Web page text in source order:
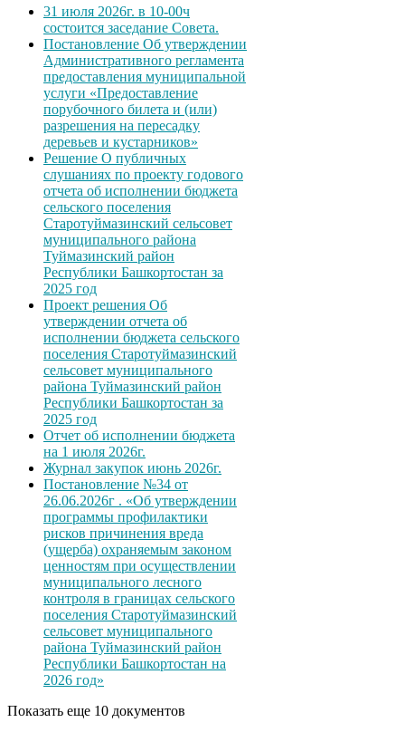
31 июля 2026г. в 10-00ч
состоится заседание Совета.
Постановление Об утверждении
Административного регламента
предоставления муниципальной
услуги «Предоставление
порубочного билета и (или)
разрешения на пересадку
деревьев и кустарников»
Решение О публичных
слушаниях по проекту годового
отчета об исполнении бюджета
сельского поселения
Старотуймазинский сельсовет
муниципального района
Туймазинский район
Республики Башкортостан за
2025 год
Проект решения Об
утверждении отчета об
исполнении бюджета сельского
поселения Старотуймазинский
сельсовет муниципального
района Туймазинский район
Республики Башкортостан за
2025 год
Отчет об исполнении бюджета
на 1 июля 2026г.
Журнал закупок июнь 2026г.
Постановление №34 от
26.06.2026г . «Об утверждении
программы профилактики
рисков причинения вреда
(ущерба) охраняемым законом
ценностям при осуществлении
муниципального лесного
контроля в границах сельского
поселения Старотуймазинский
сельсовет муниципального
района Туймазинский район
Республики Башкортостан на
2026 год»
Показать еще 10 документов